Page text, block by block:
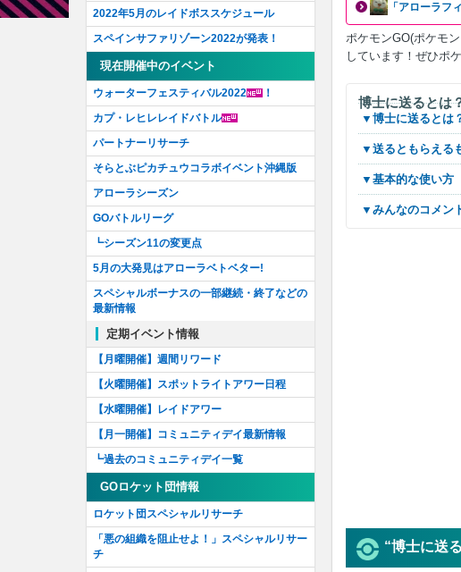
「アローラフ
ポケモンGO(ポケモ
しています！ぜひポ
博士に送るとは
▼博士に送るとは
▼送るともらえる
▼基本的な使い方
▼みんなのコメン
“博士に送
2022年5月のレイドボススケジュール
スペインサファリゾーン2022が発表！
現在開催中のイベント
ウォーターフェスティバル2022
！
カプ・レヒレレイドバトル
パートナーリサーチ
そらとぶピカチュウコラボイベント沖縄版
アローラシーズン
GOバトルリーグ
┗シーズン11の変更点
5月の大発見はアローラベトベター!
スペシャルボーナスの一部継続・終了などの
最新情報
定期イベント情報
【月曜開催】週間リワード
【火曜開催】スポットライトアワー日程
【水曜開催】レイドアワー
【月一開催】コミュニティデイ最新情報
┗過去のコミュニティデイ一覧
GOロケット団情報
ロケット団スペシャルリサーチ
「悪の組織を阻止せよ！」スペシャルリサー
チ